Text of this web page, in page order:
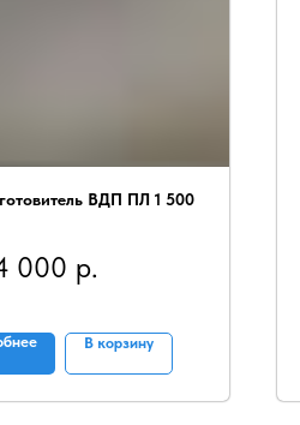
ВДП ПЛ 1 500
000 р.
В корзину